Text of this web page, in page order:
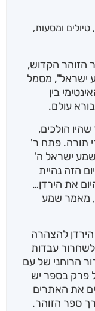
, טיולים ומסעות,
הזוהר הקדוש,
ישראל", מסמל
בין
עולם.
שהיו הולכים,
תורה. פתח ר'
שמע ישראל ה'
הזה נהיית
את הירדן…
מאמר שמע
הירדן להצהרה
עבדות
הרוחני של עם
פרק בספר יש
את האתרים
ספר הזוהר.